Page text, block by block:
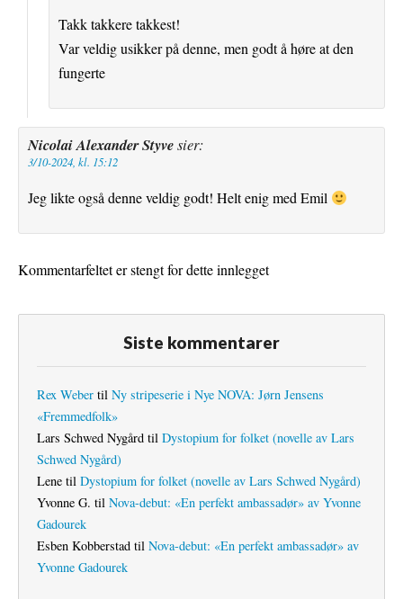
Takk takkere takkest!
Var veldig usikker på denne, men godt å høre at den
fungerte
Nicolai Alexander Styvesier:
3/10-2024, kl. 15:12
Jeg likte også denne veldig godt! Helt enig med Emil
Kommentarfeltet er stengt for dette innlegget
Siste kommentarer
Rex Weber til Ny stripeserie i Nye NOVA: Jørn Jensens
«Fremmedfolk»
Lars Schwed Nygård til Dystopium for folket (novelle av Lars
Schwed Nygård)
Lene til Dystopium for folket (novelle av Lars Schwed Nygård)
Yvonne G. til Nova-debut: «En perfekt ambassadør» av Yvonne
Gadourek
Esben Kobberstad til Nova-debut: «En perfekt ambassadør» av
Yvonne Gadourek